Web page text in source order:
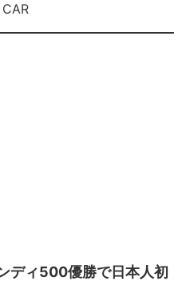
ディ500優勝で日本人初